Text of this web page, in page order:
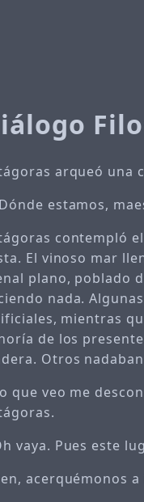
arqueó una
estamos,
contempló
El vinoso mar
plano, poblado
nada.
mientras
de los
Otros
que veo me
vaya. Pues este
acerquémonos a